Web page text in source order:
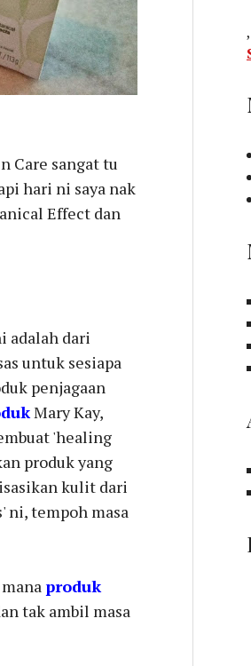
Care sangat tu
hari ni saya nak
Effect dan
adalah dari
untuk sesiapa
penjagaan
Mary Kay,
'healing
produk yang
kulit dari
ni, tempoh masa
produk
tak ambil masa
,